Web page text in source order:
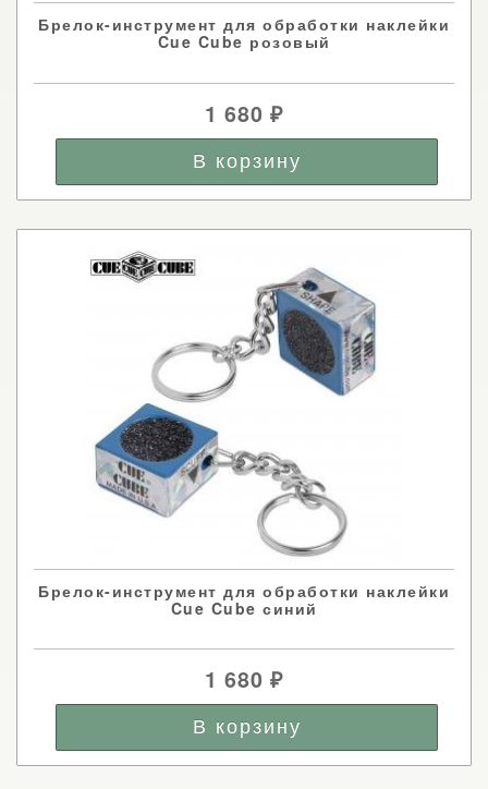
Брелок-инструмент для обработки наклейки
Cue Cube розовый
1 680₽
Брелок-инструмент для обработки наклейки
Cue Cube синий
1 680₽